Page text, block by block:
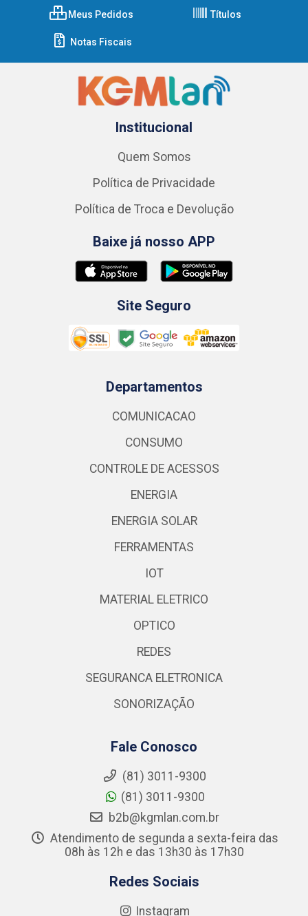
Meus Pedidos Títulos
Notas Fiscais
Institucional
Quem Somos
Política de Privacidade
Política de Troca e Devolução
Baixe já nosso APP
Site Seguro
Departamentos
COMUNICACAO
CONSUMO
CONTROLE DE ACESSOS
ENERGIA
ENERGIA SOLAR
FERRAMENTAS
IOT
MATERIAL ELETRICO
OPTICO
REDES
SEGURANCA ELETRONICA
SONORIZAÇÃO
Fale Conosco
(81) 3011-9300
(81) 3011-9300
b2b@kgmlan.com.br
Atendimento de segunda a sexta-feira das
08h às 12h e das 13h30 às 17h30
Redes Sociais
Instagram